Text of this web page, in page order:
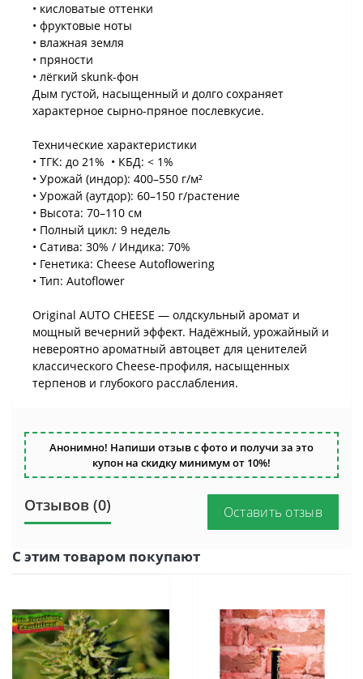
• кисловатые оттенки
• фруктовые ноты
• влажная земля
• пряности
• лёгкий skunk-фон
Дым густой, насыщенный и долго сохраняет
характерное сырно-пряное послевкусие.
Технические характеристики
• ТГК: до 21% • КБД: < 1%
• Урожай (индор): 400–550 г/м²
• Урожай (аутдор): 60–150 г/растение
• Высота: 70–110 см
• Полный цикл: 9 недель
• Сатива: 30% / Индика: 70%
• Генетика: Cheese Autoflowering
• Тип: Autoflower
Original AUTO CHEESE — олдскульный аромат и
мощный вечерний эффект. Надёжный, урожайный и
невероятно ароматный автоцвет для ценителей
классического Cheese-профиля, насыщенных
терпенов и глубокого расслабления.
Анонимно! Напиши отзыв с фото и получи за это
купон на скидку минимум от 10%!
Отзывов (0) Оставить отзыв
С этим товаром покупают